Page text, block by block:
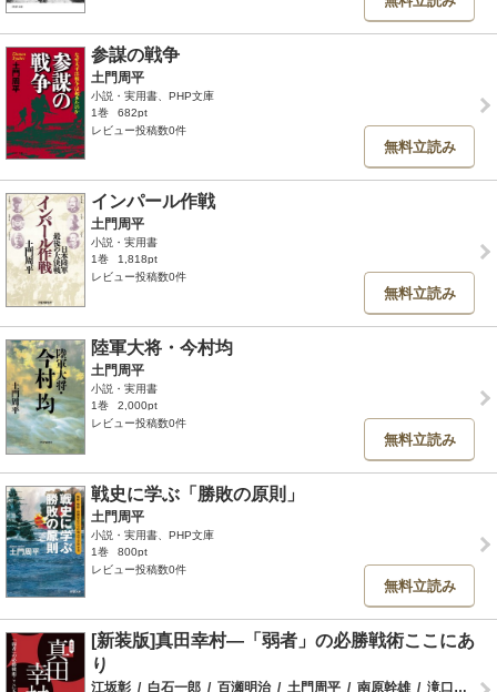
参謀の戦争
土門周平
小説・実用書、PHP文庫
1巻
682pt
レビュー投稿数0件
無料立読み
インパール作戦
土門周平
小説・実用書
1巻
1,818pt
レビュー投稿数0件
無料立読み
陸軍大将・今村均
土門周平
小説・実用書
1巻
2,000pt
レビュー投稿数0件
無料立読み
戦史に学ぶ「勝敗の原則」
土門周平
小説・実用書、PHP文庫
1巻
800pt
レビュー投稿数0件
無料立読み
[新装版]真田幸村―「弱者」の必勝戦術ここにあ
り
江坂彰 / 白石一郎 / 百瀬明治 / 土門周平 / 南原幹雄 / 滝口康彦 /